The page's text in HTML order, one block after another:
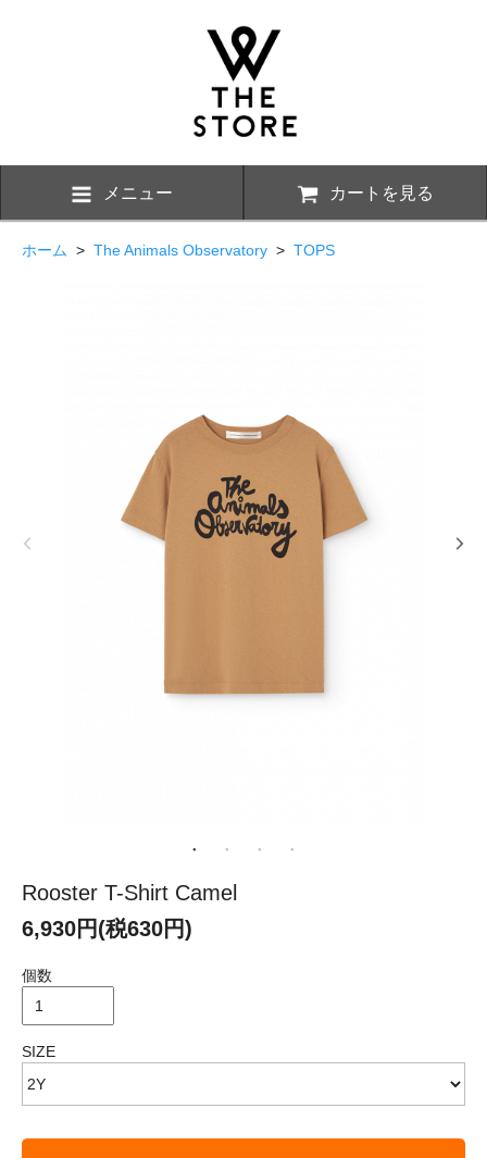
メニュー カートを見る
ホーム > The Animals Observatory > TOPS
Rooster T-Shirt Camel
6,930円(税630円)
個数
SIZE